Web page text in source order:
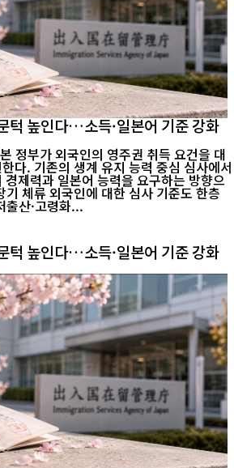
턱 높인다…소득·일본어 기준 강화
정부가 외국인의 영주권 취득 요건을 대
다. 기존의 생계 유지 능력 중심 심사에서
제력과 일본어 능력을 요구하는 방향으
체류 외국인에 대한 심사 기준도 한층
출산·고령화...
턱 높인다…소득·일본어 기준 강화